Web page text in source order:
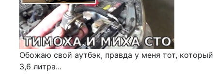
Обожаю свой аутбэк, правда у меня тот, который
3,6 литра...